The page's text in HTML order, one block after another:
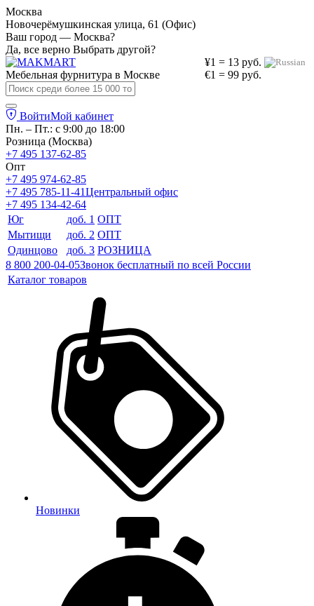
Москва
Новочерёмушкинская улица, 61 (Офис)
Ваш город — Москва?
Да, все верно Выбрать другой?
¥1 = 13 руб.
€1 = 99 руб.
Мебельная фурнитура в Москве
ВойтиМой кабинет
Пн. – Пт.: с 9:00 до 18:00
Розница (Москва)
+7 495 137-62-85
Опт
+7 495 974-62-85
+7 495 785-11-41Центральный офис
+7 495 134-42-64
Юг
доб. 1 ОПТ
Мытищи
доб. 2 ОПТ
Одинцово
доб. 3 РОЗНИЦА
8 800 200-04-05Звонок бесплатный по всей России
Каталог товаров
Новинки